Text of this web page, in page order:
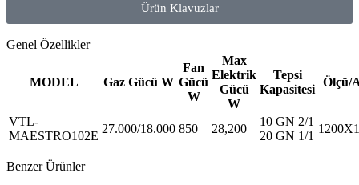
Ürün Klavuzlar
Genel Özellikler
MODEL Gaz Gücü W
Fan
Gücü
W
Max
Elektrik
Gücü
W
Tepsi
Kapasitesi
Ölçü/
VTL-
MAESTRO102E
27.000/18.000 850 28,200
10 GN 2/1
20 GN 1/1
Benzer Ürünler